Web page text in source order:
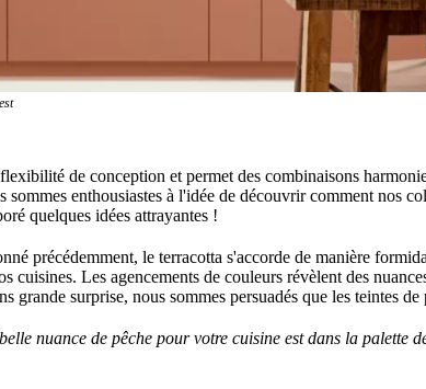
de conception et permet des combinaisons
sommes enthousiastes à l'idée de découvrir comment nos
quelques idées attrayantes !
précédemment, le terracotta s'accorde de manière
cuisines. Les agencements de couleurs révèlent des
grande surprise, nous sommes persuadés que les teintes
nuance de pêche pour votre cuisine est dans la palette